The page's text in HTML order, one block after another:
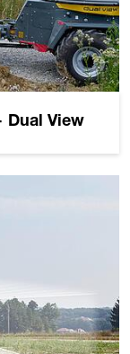
Dual View